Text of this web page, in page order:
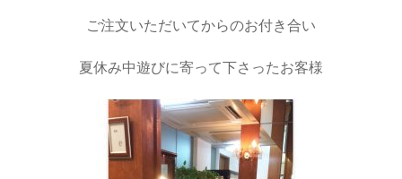
ご注文いただいてからのお付き合い
夏休み中遊びに寄って下さったお客様